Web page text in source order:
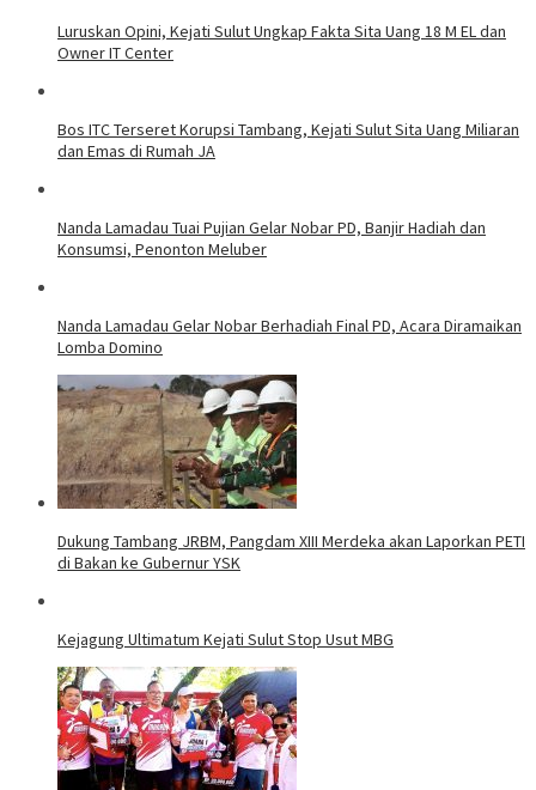
Luruskan Opini, Kejati Sulut Ungkap Fakta Sita Uang 18 M EL dan
Owner IT Center
Bos ITC Terseret Korupsi Tambang, Kejati Sulut Sita Uang Miliaran
dan Emas di Rumah JA
Nanda Lamadau Tuai Pujian Gelar Nobar PD, Banjir Hadiah dan
Konsumsi, Penonton Meluber
Nanda Lamadau Gelar Nobar Berhadiah Final PD, Acara Diramaikan
Lomba Domino
Dukung Tambang JRBM, Pangdam XIII Merdeka akan Laporkan PETI
di Bakan ke Gubernur YSK
Kejagung Ultimatum Kejati Sulut Stop Usut MBG